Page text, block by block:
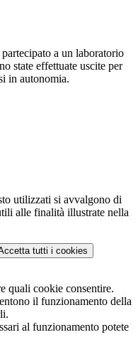
a un laboratorio
state effettuate uscite per
in autonomia.
utilizzati si avvalgono di
alle finalità illustrate nella
tutti i cookies
quali cookie consentire.
il funzionamento della
al funzionamento potete